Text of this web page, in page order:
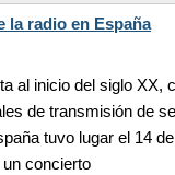
la radio en España
al inicio del siglo XX,
de transmisión de
tuvo lugar el 14
concierto